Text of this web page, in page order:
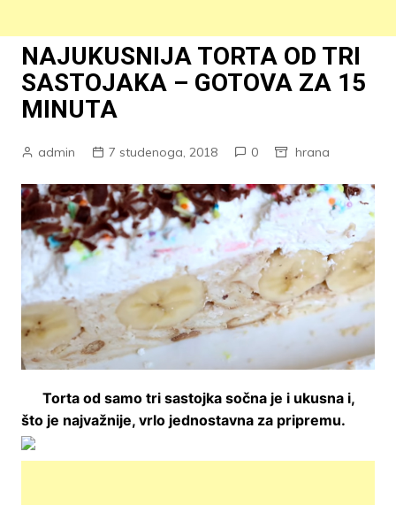
NAJUKUSNIJA TORTA OD TRI
SASTOJAKA – GOTOVA ZA 15
MINUTA
admin 7 studenoga, 2018 0 hrana
Torta od samo tri sastojka sočna je i ukusna i,
što je najvažnije, vrlo jednostavna za pripremu.